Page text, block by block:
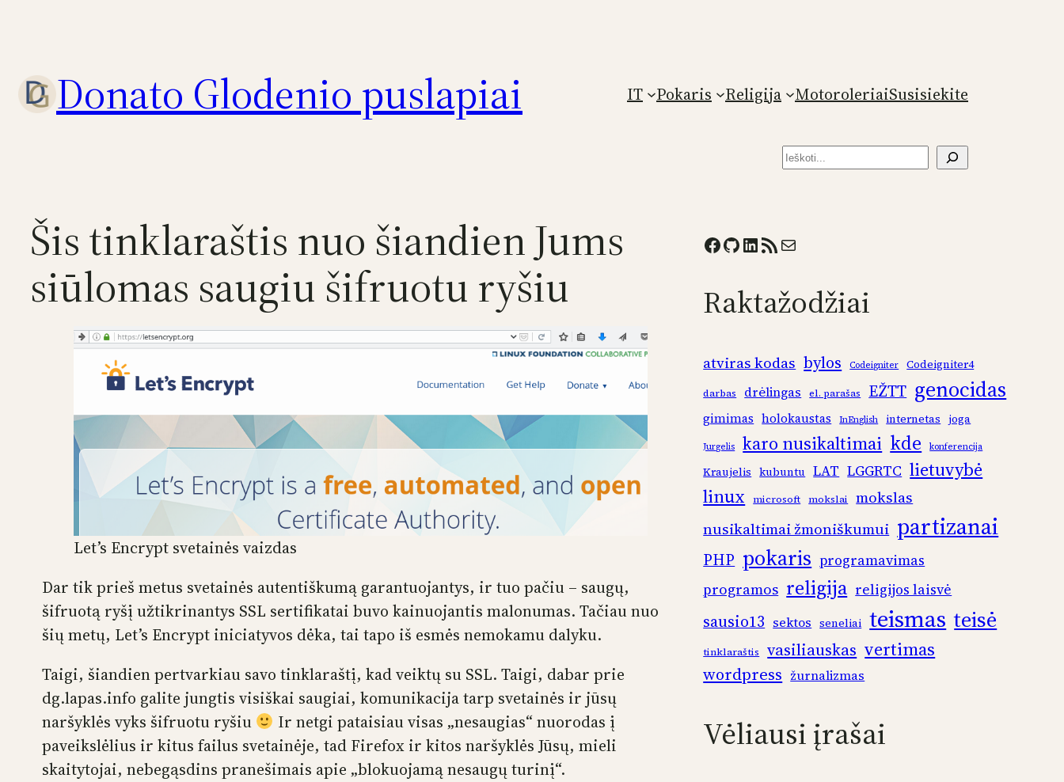
Donato Glodenio puslapiai IT Pokaris Religija MotoroleriaiSusisiekite
Paieška
Šis tinklaraštis nuo šiandien Jums
siūlomas saugiu šifruotu ryšiu
Let’s Encrypt svetainės vaizdas
Dar tik prieš metus svetainės autentiškumą garantuojantys, ir tuo pačiu – saugų,
šifruotą ryšį užtikrinantys SSL sertifikatai buvo kainuojantis malonumas. Tačiau nuo
šių metų, Let’s Encrypt iniciatyvos dėka, tai tapo iš esmės nemokamu dalyku.
Taigi, šiandien pertvarkiau savo tinklaraštį, kad veiktų su SSL. Taigi, dabar prie
dg.lapas.info galite jungtis visiškai saugiai, komunikacija tarp svetainės ir jūsų
naršyklės vyks šifruotu ryšiu
Ir netgi pataisiau visas „nesaugias“ nuorodas į
paveikslėlius ir kitus failus svetainėje, tad Firefox ir kitos naršyklės Jūsų, mieli
skaitytojai, nebegąsdins pranešimais apie „blokuojamą nesaugų turinį“.
Facebook GitHub LinkedIn RSS Feed Mail
Raktažodžiai
atviras kodas bylos Codeigniter Codeigniter4
darbas drėlingas el. parašas EŽTT genocidas
gimimas holokaustas InEnglish internetas joga
Jurgelis karo nusikaltimai kde konferencija
Kraujelis kubuntu LAT LGGRTC lietuvybė
linux microsoft mokslai
mokslas
nusikaltimai žmoniškumui partizanai
PHP pokaris programavimas
programos religija religijos laisvė
sausio13 sektos seneliai teismas teisė
tinklaraštis vasiliauskas vertimas
wordpress žurnalizmas
Vėliausi įrašai